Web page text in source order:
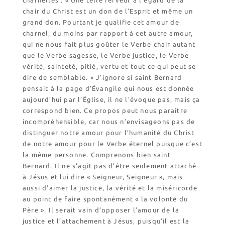
chair du Christ est un don de l’Esprit et même un
grand don. Pourtant je qualifie cet amour de
charnel, du moins par rapport à cet autre amour,
qui ne nous fait plus goûter le Verbe chair autant
que le Verbe sagesse, le Verbe justice, le Verbe
vérité, sainteté, pitié, vertu et tout ce qui peut se
dire de semblable. » J’ignore si saint Bernard
pensait à la page d’Évangile qui nous est donnée
aujourd’hui par l’Église, il ne l’évoque pas, mais ça
correspond bien. Ce propos peut nous paraître
incompréhensible, car nous n’envisageons pas de
distinguer notre amour pour l’humanité du Christ
de notre amour pour le Verbe éternel puisque c’est
la même personne. Comprenons bien saint
Bernard. Il ne s’agit pas d’être seulement attaché
à Jésus et lui dire « Seigneur, Seigneur », mais
aussi d’aimer la justice, la vérité et la miséricorde
au point de faire spontanément « la volonté du
Père ». Il serait vain d’opposer l’amour de la
justice et l’attachement à Jésus, puisqu’il est la